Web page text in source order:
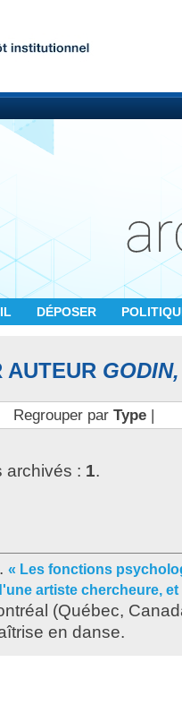
DÉPOSER
AUTEUR
Regrouper par Type|
archivés : 1.
« Les fonctions
artiste chercheure,
(Québec,
en danse.